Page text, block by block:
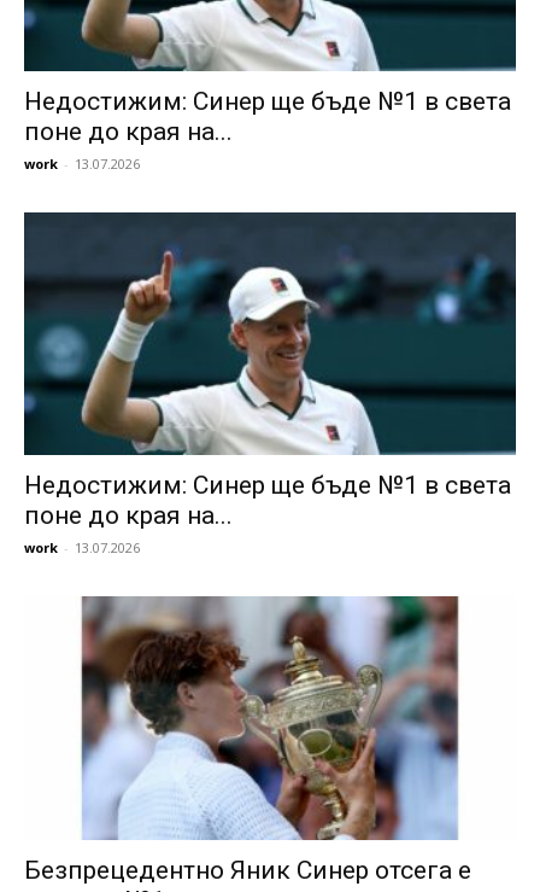
Недостижим: Синер ще бъде №1 в света
поне до края на...
work - 13.07.2026
Недостижим: Синер ще бъде №1 в света
поне до края на...
work - 13.07.2026
Безпрецедентно Яник Синер отсега е